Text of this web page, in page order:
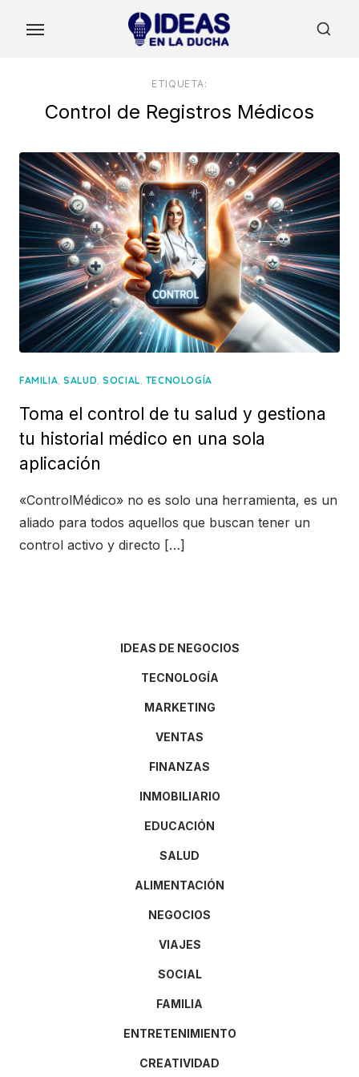
ETIQUETA:
Control de Registros Médicos
FAMILIA,SALUD,SOCIAL, TECNOLOGÍA
Toma el control de tu salud y gestiona
tu historial médico en una sola
aplicación
«ControlMédico» no es solo una herramienta, es un
aliado para todos aquellos que buscan tener un
control activo y directo […]
IDEAS DE NEGOCIOS
TECNOLOGÍA
MARKETING
VENTAS
FINANZAS
INMOBILIARIO
EDUCACIÓN
SALUD
ALIMENTACIÓN
NEGOCIOS
VIAJES
SOCIAL
FAMILIA
ENTRETENIMIENTO
CREATIVIDAD